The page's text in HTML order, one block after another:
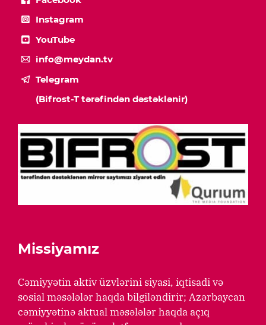
Instagram
YouTube
info@meydan.tv
Telegram
(Bifrost-T tərəfindən dəstəklənir)
Missiyamız
Cəmiyyətin aktiv üzvlərini siyasi, iqtisadi və
sosial məsələlər haqda bilgiləndirir; Azərbaycan
cəmiyyətinə aktual məsələlər haqda açıq